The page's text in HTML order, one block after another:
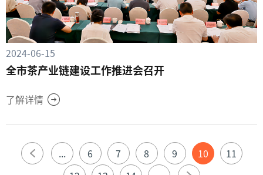
2024-06-15
全市茶产业链建设工作推进会召开
了解详情
... 6 7 8 9 10
11